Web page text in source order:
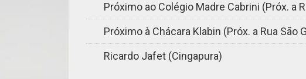
Próximo ao Colégio Madre Cabrini (Próx. a
Próximo à Chácara Klabin (Próx. a Rua São
Ricardo Jafet (Cingapura)